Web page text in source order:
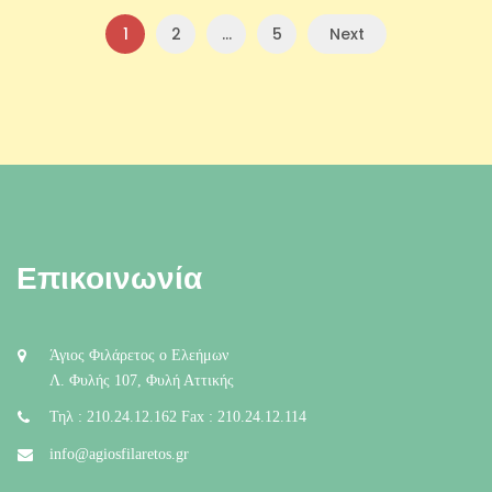
1 2 … 5 Next
Επικοινωνία
Άγιος Φιλάρετος ο Ελεήμων
Λ. Φυλής 107, Φυλή Αττικής
Τηλ : 210.24.12.162 Fax : 210.24.12.114
info@agiosfilaretos.gr